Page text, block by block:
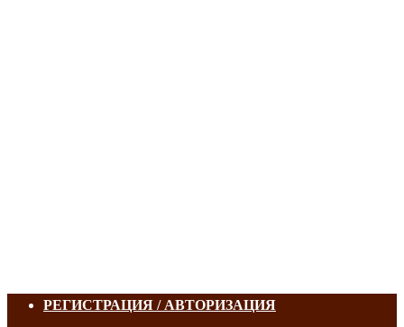
РЕГИСТРАЦИЯ / АВТОРИЗАЦИЯ